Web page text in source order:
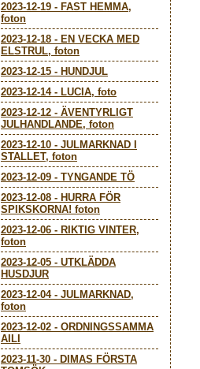
2023-12-19 - FAST HEMMA,
foton
2023-12-18 - EN VECKA MED
ELSTRUL, foton
2023-12-15 - HUNDJUL
2023-12-14- LUCIA, foto
2023-12-12 - ÄVENTYRLIGT
JULHANDLANDE, foton
2023-12-10 - JULMARKNAD I
STALLET, foton
2023-12-09 - TYNGANDE TÖ
2023-12-08 - HURRA FÖR
SPIKSKORNA! foton
2023-12-06 - RIKTIG VINTER,
foton
2023-12-05 - UTKLÄDDA
HUSDJUR
2023-12-04- JULMARKNAD,
foton
2023-12-02 - ORDNINGSSAMMA
AILI
2023-11-30 - DIMAS FÖRSTA